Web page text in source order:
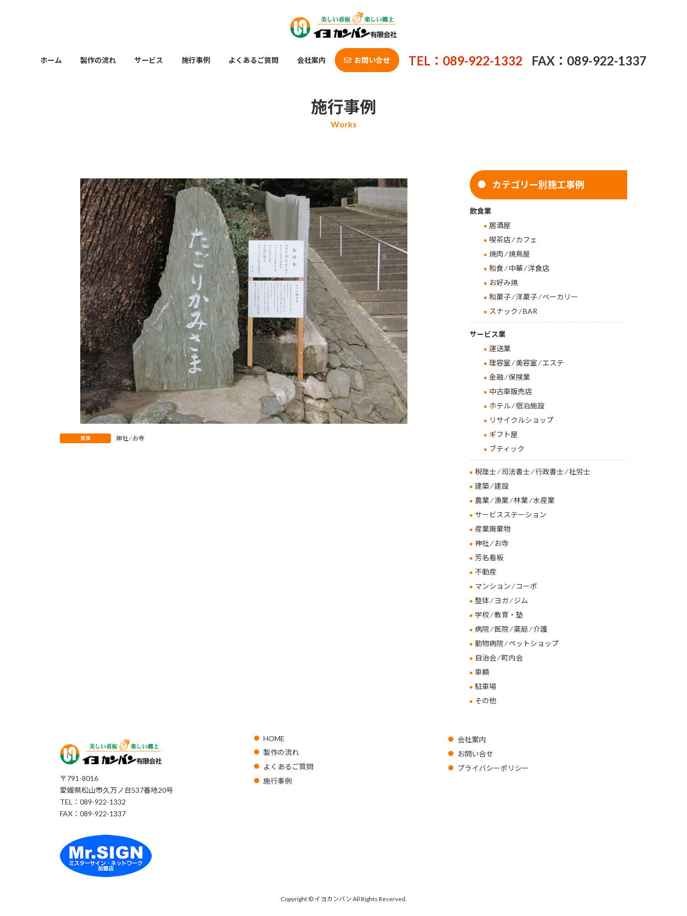
ホーム 製作の流れ サービス 施行事例 よくあるご質問 会社案内 お問い合せ TEL：089-922-1332 FAX：089-922-1337
施行事例
業種 神社 ⁄ お寺
カテゴリー別施工事例
飲食業
居酒屋
喫茶店 ⁄ カフェ
焼肉 ⁄ 焼鳥屋
和食 ⁄ 中華 ⁄ 洋食店
お好み焼
和菓子 ⁄ 洋菓子 ⁄ ベーカリー
スナック ⁄ BAR
サービス業
運送業
理容室 ⁄ 美容室 ⁄ エステ
金融 ⁄ 保険業
中古車販売店
ホテル ⁄ 宿泊施設
リサイクルショップ
ギフト屋
ブティック
税理士 ⁄ 司法書士 ⁄ 行政書士 ⁄ 社労士
建築 ⁄ 建設
農業 ⁄ 漁業 ⁄ 林業 ⁄ 水産業
サービスステーション
産業廃棄物
神社 ⁄ お寺
芳名看板
不動産
マンション ⁄ コーポ
整体 ⁄ ヨガ ⁄ ジム
学校 ⁄ 教育・塾
病院 ⁄ 医院 ⁄ 薬局 ⁄ 介護
動物病院 ⁄ ペットショップ
自治会 ⁄ 町内会
車輌
駐車場
その他
〒791-8016
愛媛県松山市久万ノ台537番地20号
TEL：089-922-1332
FAX：089-922-1337
HOME
製作の流れ
よくあるご質問
施行事例
会社案内
お問い合せ
プライバシーポリシー
Copyright © イヨカンバン All Rights Reserved.